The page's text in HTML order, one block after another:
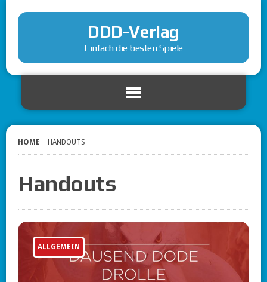
DDD-Verlag
Einfach die besten Spiele
HOME HANDOUTS
Handouts
ALLGEMEIN